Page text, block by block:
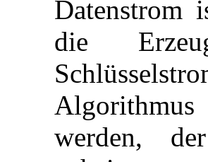
Datenstrom
die
Algorithmus
werden,